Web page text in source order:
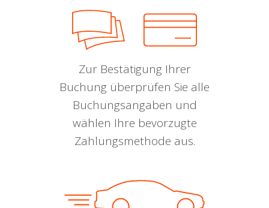
Zur Bestätigung Ihrer
Buchung überprüfen Sie alle
Buchungsangaben und
wählen Ihre bevorzugte
Zahlungsmethode aus.